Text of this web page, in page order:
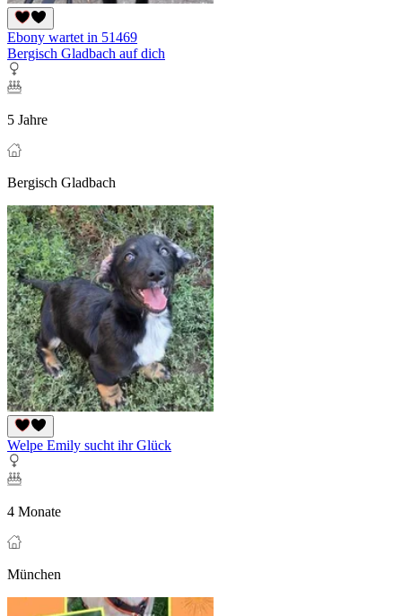
Ebony wartet in 51469
Bergisch Gladbach auf dich
5 Jahre
Bergisch Gladbach
Welpe Emily sucht ihr Glück
4 Monate
München